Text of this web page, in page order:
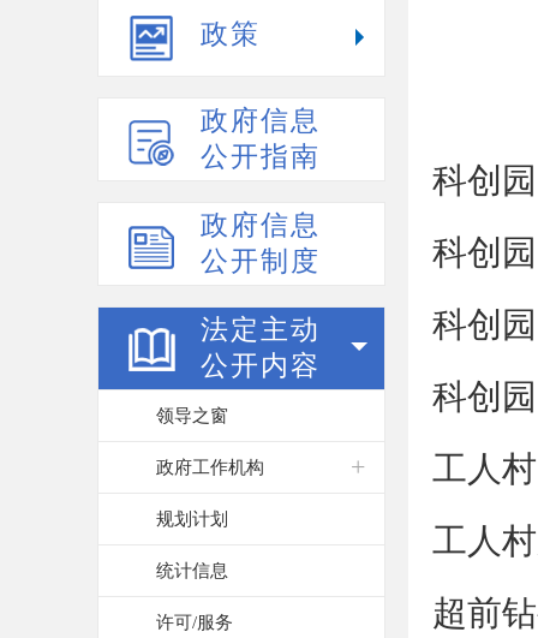
政策
政府信息
公开指南
政府信息
公开制度
法定主动
公开内容
领导之窗
政府工作机构
规划计划
统计信息
许可/服务
科创
科创
科创
科创
工人
工人
超前